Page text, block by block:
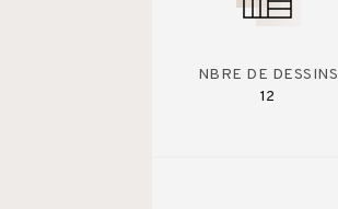
NBRE DE DESSINS
12